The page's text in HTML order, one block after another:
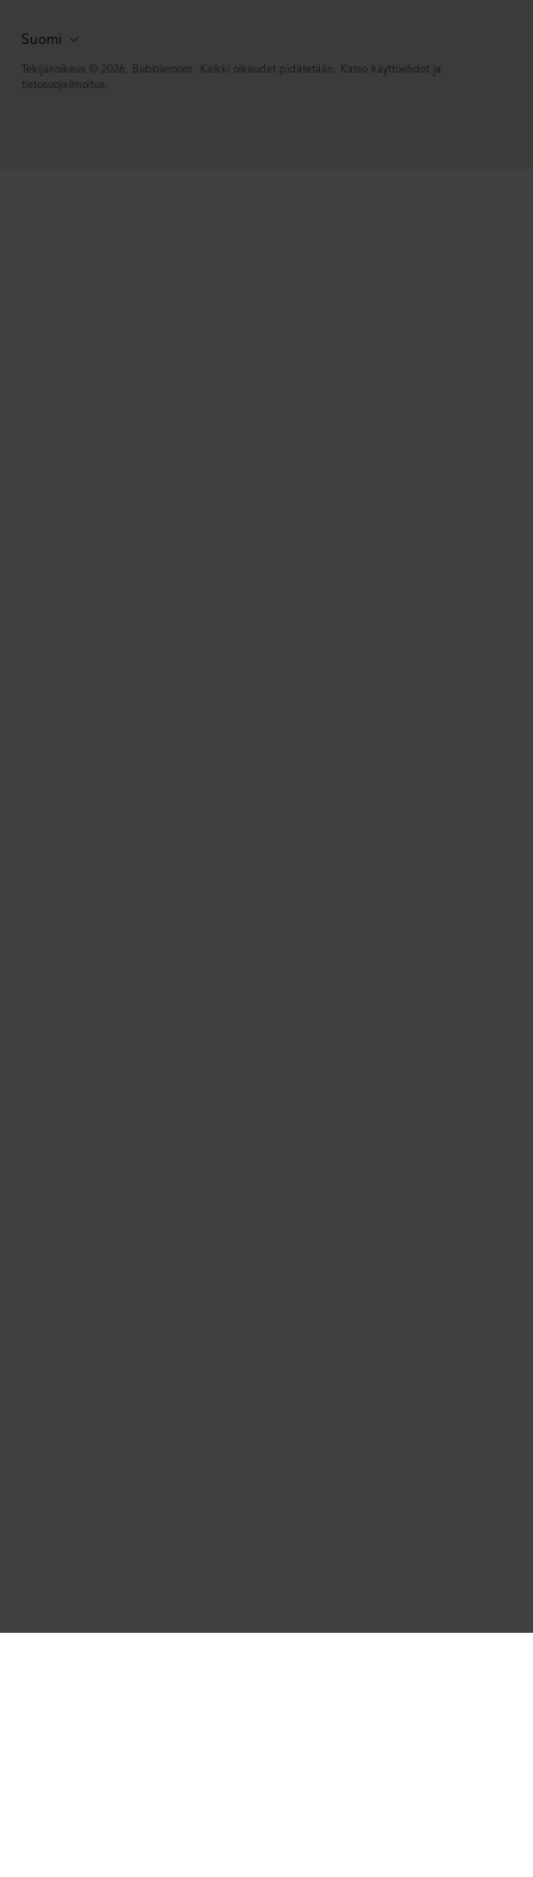
Kieli
Suomi
Tekijänoikeus © 2026, Bubbleroom. Kaikki oikeudet pidätetään. Katso käyttöehdot ja
tietosuojailmoitus.